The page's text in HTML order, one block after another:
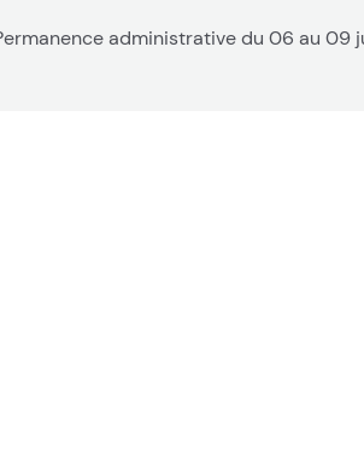
administrative du 06 au 09